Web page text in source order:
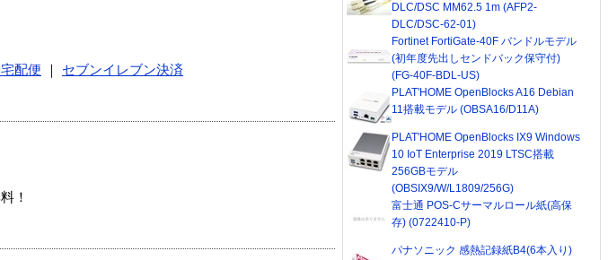
配便
セブンイレブン決済
！
DLC/DSC MM62.5 1m (AFP2-
DLC/DSC-62-01)
Fortinet FortiGate-40F バンドルモデル
(初年度先出しセンドバック保守付)
(FG-40F-BDL-US)
PLAT'HOME OpenBlocks A16 Debian
11搭載モデル (OBSA16/D11A)
PLAT'HOME OpenBlocks IX9 Windows
10 IoT Enterprise 2019 LTSC搭載
256GBモデル
(OBSIX9/W/L1809/256G)
富士通 POS-Cサーマルロール紙(高保
存) (0722410-P)
パナソニック 感熱記録紙B4(6本入り)